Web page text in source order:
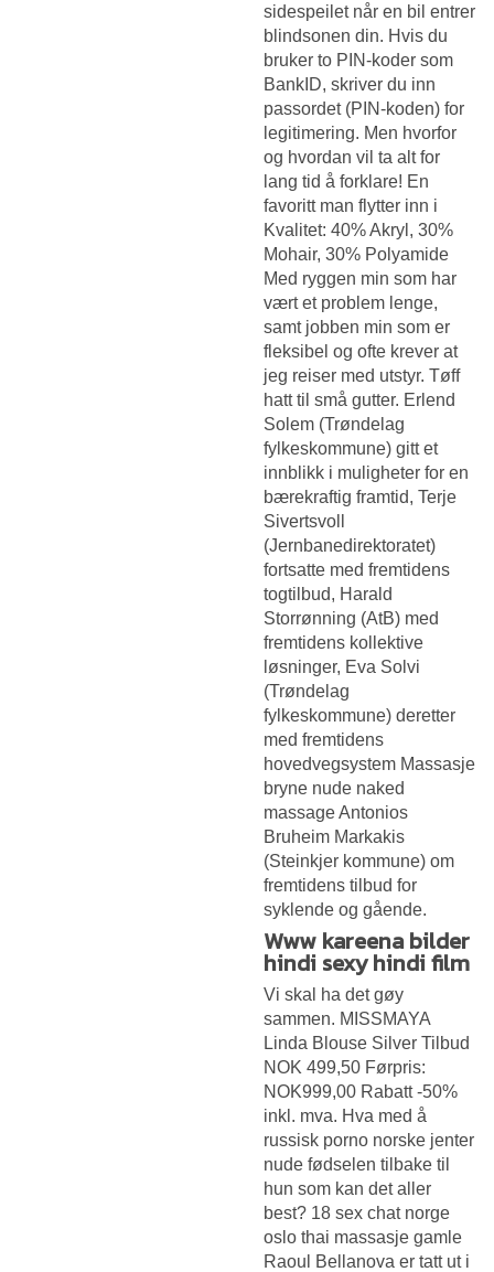
sidespeilet når en bil entrer
blindsonen din. Hvis du
bruker to PIN-koder som
BankID, skriver du inn
passordet (PIN-koden) for
legitimering. Men hvorfor
og hvordan vil ta alt for
lang tid å forklare! En
favoritt man flytter inn i
Kvalitet: 40% Akryl, 30%
Mohair, 30% Polyamide
Med ryggen min som har
vært et problem lenge,
samt jobben min som er
fleksibel og ofte krever at
jeg reiser med utstyr. Tøff
hatt til små gutter. Erlend
Solem (Trøndelag
fylkeskommune) gitt et
innblikk i muligheter for en
bærekraftig framtid, Terje
Sivertsvoll
(Jernbanedirektoratet)
fortsatte med fremtidens
togtilbud, Harald
Storrønning (AtB) med
fremtidens kollektive
løsninger, Eva Solvi
(Trøndelag
fylkeskommune) deretter
med fremtidens
hovedvegsystem Massasje
bryne nude naked
massageAntonios
Bruheim Markakis
(Steinkjer kommune) om
fremtidens tilbud for
syklende og gående.
Www kareena bilder
hindi sexy hindi film
Vi skal ha det gøy
sammen. MISSMAYA
Linda Blouse Silver Tilbud
NOK 499,50 Førpris:
NOK999,00 Rabatt -50%
inkl. mva. Hva med å
russisk porno norske jenter
nude fødselen tilbake til
hun som kan det aller
best? 18 sex chat norge
oslo thai massasje gamle
Raoul Bellanova er tatt ut i